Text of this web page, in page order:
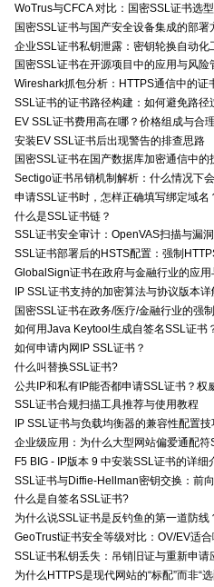
WoTrus与CFCA 对比：国密SSL证书选
国密SSL证书与国产安全设备集成的部署
企业SSL证书私钥泄露：密钥轮换自动化
国密SSL证书在开源项目中的应用与风险
Wireshark抓包分析：HTTPS通信中的证
SSL证书的证书路径构建：如何避免路径
EV SSL证书费用高在哪？价格组成与合
安装EV SSL证书后出现警告的排查思路
国密SSL证书在国产数据库加密通信中的
Sectigo证书吊销机制解析：什么情况下
申请SSL证书时，怎样正确填写绑定域名
什么是SSL证书链？
SSL证书安全审计：OpenVAS扫描与漏
SSL证书部署后的HSTS配置：强制
GlobalSign证书在政府与金融行业的应用
IP SSL证书支持的加密算法与协议版本详
国密SSL证书在政务/医疗/金融行业的强
如何用Java Keytool生成自签名SSL证书
如何申请内网IP SSL证书？
什么叫替换SSL证书?
公共IP和私有IP能否都申请SSL证书？权
SSL证书合规扫描工具推荐与使用教程
IP SSL证书与负载均衡器的兼容性配置技
企业级应用：为什么大型网站偏爱通配符
F5 BIG - IP版本 9 中安装SSL证书的详细
SSL证书与Diffie-Hellman密钥交换：前
什么是自签名SSL证书?
为什么说SSL证书是反钓鱼的第一道防线
GeoTrust证书安全等级对比：OV/EV适合
SSL证书私钥丢失：吊销旧证与重新申请
为什么HTTPS是现代网站的“标配”而非“选